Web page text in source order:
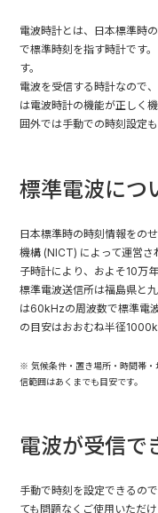
電波時計とは、日本標準時
で標準時刻を指す時計です
す。
電波を受信する時計なので
は電波時計の機能が正しく
囲外では手動での時刻設定も
標準電波につ
日本標準時の時刻情報をの
機構 (NICT) によって運営
子時計により、およそ10万
標準電波送信所は福島県と
は60kHzの周波数で標準電
の目安はおおむね半径
※ 気候条件・置き場所・時間帯・
信範囲はあくまでも目安です。
電波が受信で
手動で時刻を設定できるの
ても問題なくご使用いただけ